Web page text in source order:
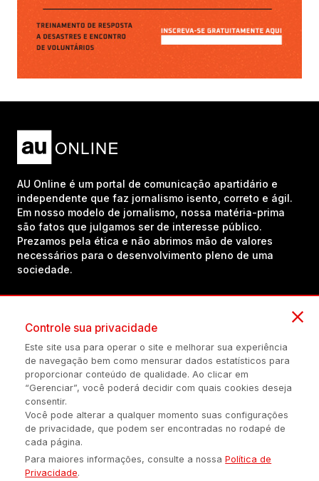
AU Online é um portal de comunicação apartidário e
independente que faz jornalismo isento, correto e ágil.
Em nosso modelo de jornalismo, nossa matéria-prima
são fatos que julgamos ser de interesse público.
Prezamos pela ética e não abrimos mão de valores
necessários para o desenvolvimento pleno de uma
sociedade.
(54) 98434-8385
Política de privacidade Configuração de Cookies Quem Somos
É proibida a reprodução do conteúdo desta página em qualquer
meio de comunicação, eletrônico ou impreso, sem autorização
Controle sua privacidade
Este site usa para operar o site e melhorar sua experiência
de navegação bem como mensurar dados estatísticos para
proporcionar conteúdo de qualidade. Ao clicar em
“Gerenciar”, você poderá decidir com quais cookies deseja
consentir.
Você pode alterar a qualquer momento suas configurações
de privacidade, que podem ser encontradas no rodapé de
cada página.
Para maiores informações, consulte a nossaPolítica de
Privacidade.